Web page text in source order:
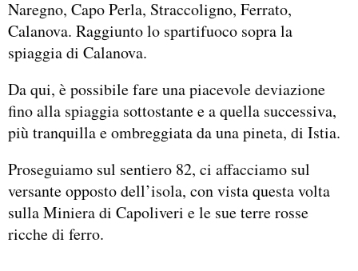
Naregno, Capo Perla, Straccoligno, Ferrato,
Calanova. Raggiunto lo spartifuoco sopra la
spiaggia di Calanova.
Da qui, è possibile fare una piacevole deviazione
fino alla spiaggia sottostante e a quella successiva,
più tranquilla e ombreggiata da una pineta, di Istia.
Proseguiamo sul sentiero 82, ci affacciamo sul
versante opposto dell’isola, con vista questa volta
sulla Miniera di Capoliveri e le sue terre rosse
ricche di ferro.